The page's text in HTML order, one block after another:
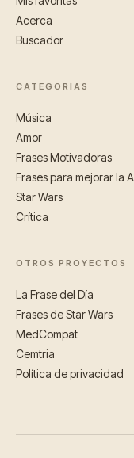
Acerca
Buscador
CATEGORÍAS
Música
Amor
Frases Motivadoras
Frases para mejorar la
Star Wars
Crítica
OTROS PROYECTOS
La Frase del Día
Frases de Star Wars
MedCompat
Cemtria
Política de privacidad